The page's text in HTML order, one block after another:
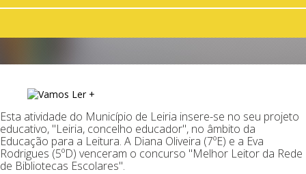
Esta atividade do Município de Leiria insere-se no seu projeto
educativo, "Leiria, concelho educador", no âmbito da
Educação para a Leitura. A Diana Oliveira (7ºE) e a Eva
Rodrigues (5ºD) venceram o concurso "Melhor Leitor da Rede
de Bibliotecas Escolares".